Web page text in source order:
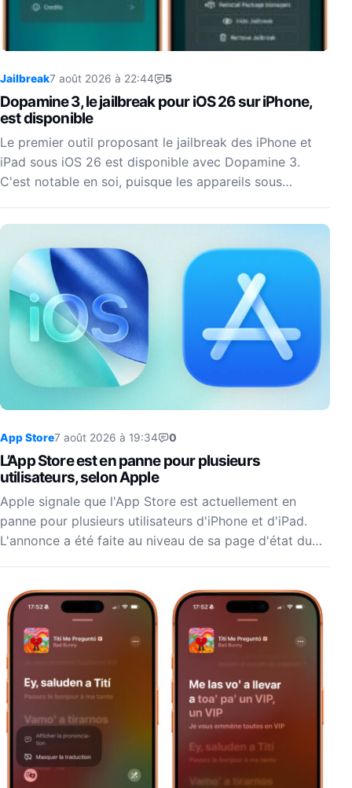
Jailbreak7 août 2026 à 22:44 5
Dopamine 3, le jailbreak pour iOS 26 sur iPhone,
est disponible
Le premier outil proposant le jailbreak des iPhone et
iPad sous iOS 26 est disponible avec Dopamine 3.
C'est notable en soi, puisque les appareils sous…
App Store7 août 2026 à 19:34 0
L’App Store est en panne pour plusieurs
utilisateurs, selon Apple
Apple signale que l'App Store est actuellement en
panne pour plusieurs utilisateurs d'iPhone et d'iPad.
L'annonce a été faite au niveau de sa page d'état du…